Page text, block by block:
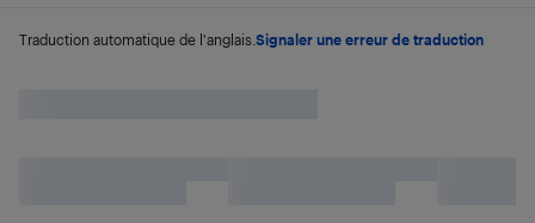
Traduction automatique de l'anglais. Signaler une erreur de traduction